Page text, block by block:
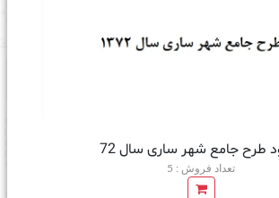
طرح جامع شهر ساری سال 72
تعداد فروش : 5